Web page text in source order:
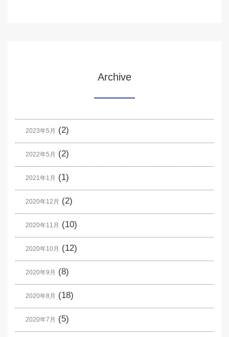
Archive
2023年5月 (2)
2022年5月 (2)
2021年1月 (1)
2020年12月 (2)
2020年11月 (10)
2020年10月 (12)
2020年9月 (8)
2020年8月 (18)
2020年7月 (5)